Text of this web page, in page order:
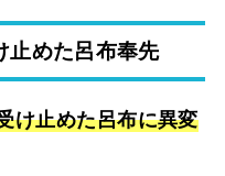
止めた呂布奉先
け止めた呂布に異変